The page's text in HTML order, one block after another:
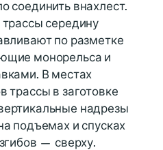
соединить внахлест.
середину
по разметке
монорельса и
В местах
трассы в заготовке
надрезы
подъемах и спусках
— сверху.